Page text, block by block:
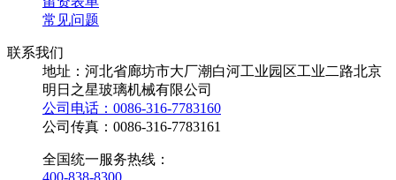
常见问题
联系我们
地址：河北省廊坊市大厂潮白河工业园区工业二路北京
明日之星玻璃机械有限公司
公司电话：0086-316-7783160
公司传真：0086-316-7783161
全国统一服务热线：
400-838-8300